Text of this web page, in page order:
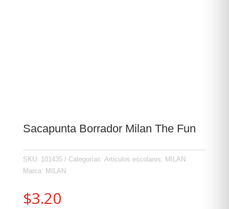
Sacapunta Borrador Milan The Fun
SKU: 101435 Categorías: Articulos escolares
MILAN
Marca: MILAN
$3.20